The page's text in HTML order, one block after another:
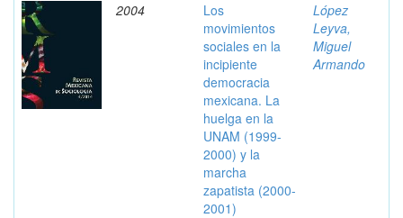
2004
Los
movimientos
sociales en la
incipiente
democracia
mexicana. La
huelga en la
UNAM (1999-
2000) y la
marcha
zapatista (2000-
2001)
López
Leyva,
Miguel
Armando